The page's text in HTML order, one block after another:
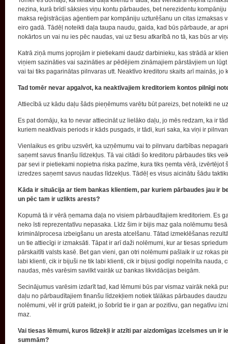
nezina, kurā brīdī sāksies viņu kontu pārbaudes, bet nerezidentu
maksa reģistrācijas aģentiem par kompāniju uzturēšanu un citas izmaksas
eiro gadā. Tādēļ noteikti daļa taupa naudu, gaida, kad būs pārbaude, ar
nokārtos un vai nu ies pēc naudas, vai uz tiesu atkarībā no tā, kas būs ar
Katrā ziņā mums joprojām ir pietiekami daudz darbinieku, kas strādā ar
viņiem sazināties vai sazināties ar pēdējiem zināmajiem pārstāvjiem un
vai tai tiks pagarinātas pilnvaras utt. Neaktīvo kreditoru skaits arī mainās,
Tad tomēr nevar apgalvot, ka neaktīvajiem kreditoriem kontos pilnīgi
Attiecībā uz kādu daļu šāds pieņēmums varētu būt pareizs, bet noteikti ne
Es pat domāju, ka to nevar attiecināt uz lielāko daļu, jo mēs redzam, ka ir
kuriem neaktīvais periods ir kāds pusgads, ir tādi, kuri saka, ka viņi ir
Vienlaikus es gribu uzsvērt, ka uzņēmumu vai to pilnvaru darbības
saņemt savus finanšu līdzekļus. Tā vai citādi šo kreditoru pārbaudes tiks
par sevi ir pietiekami nopietna riska pazīme, kura tiks ņemta vērā,
izredzes saņemt savus naudas līdzekļus. Tādēļ es visus aicinātu šādu
Kāda ir situācija ar tiem bankas klientiem, par kuriem pārbaudes jau ir
un pēc tam ir uzlikts arests?
Kopumā tā ir vērā ņemama daļa no visiem pārbaudītajiem kreditoriem. Es
neko īsti reprezentatīvu nepasaka. Līdz šim ir bijis maz gala nolēmumu
kriminālprocesa izbeigšanu un aresta atcelšanu. Tātad izmeklēšanas
un tie attiecīgi ir izmaksāti. Tāpat ir arī daži nolēmumi, kur ar tiesas
pārskaitīti valsts kasē. Bet gan vieni, gan otri nolēmumi pašlaik ir uz rokas
labi klienti, cik ir bijuši ne tik labi klienti, cik ir bijusi godīgi nopelnīta nauda,
naudas, mēs varēsim savilkt vairāk uz bankas likvidācijas beigām.
Secinājumus varēsim izdarīt tad, kad lēmumi būs par vismaz vairāk nekā
daļu no pārbaudītajiem finanšu līdzekļiem notiek tālākas pārbaudes
nolēmumi, vēl ir grūti pateikt, jo šobrīd tie ir gan ar pozitīvu, gan negatīvu
maz.
Vai tiesas lēmumi, kuros līdzekļi ir atzīti par aizdomīgas izcelsmes un ir
summām?